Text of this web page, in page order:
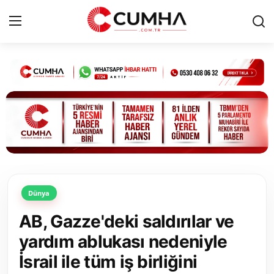
Kurumsal
Cumhurbaşkanlığı
Bakanlıklar
Siyasi Partiler
Yerel Yönetimler
Mülki İdare
Dünya
AB, Gazze'deki saldırılar ve
yardım ablukası nedeniyle
İsrail ile tüm iş birliğini